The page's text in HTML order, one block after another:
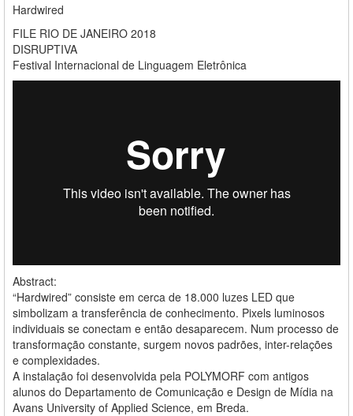
Hardwired
FILE RIO DE JANEIRO 2018
DISRUPTIVA
Festival Internacional de Linguagem Eletrônica
Abstract:
“Hardwired” consiste em cerca de 18.000 luzes LED que
simbolizam a transferência de conhecimento. Pixels luminosos
individuais se conectam e então desaparecem. Num processo de
transformação constante, surgem novos padrões, inter-relações
e complexidades.
A instalação foi desenvolvida pela POLYMORF com antigos
alunos do Departamento de Comunicação e Design de Mídia na
Avans University of Applied Science, em Breda.